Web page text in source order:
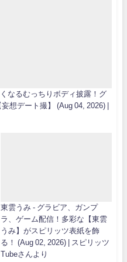
なるむっちりボディ披露！グ
想デート撮】 (Aug 04, 2026) |
東雲うみ - グラビア、ガンプ
ラ、ゲーム配信！多彩な【東雲
うみ】がスピリッツ表紙を飾
る！ (Aug 02, 2026) | スピリッツ
Tubeさんより